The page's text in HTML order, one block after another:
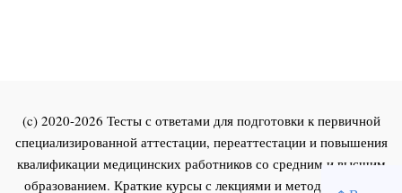
(c) 2020-2026 Тесты с ответами для подготовки к первичной
специализированной аттестации, переаттестации и повышения
квалификации медицинских работников со средним и высшим
образованием. Краткие курсы с лекциями и методическими